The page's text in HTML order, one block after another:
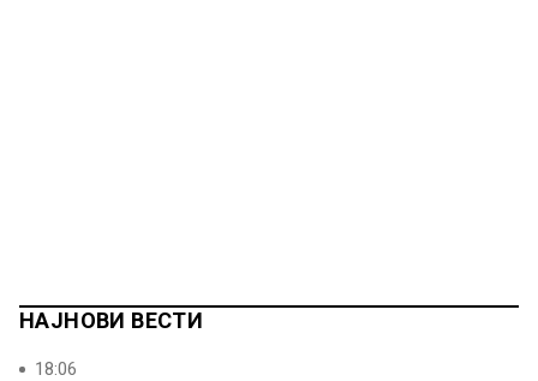
НАЈНОВИ ВЕСТИ
18:06